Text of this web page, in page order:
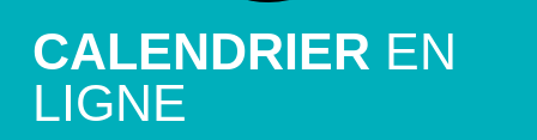
CALENDRIER EN
LIGNE